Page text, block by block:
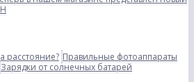
расстояние? Правильные фотоаппараты
Зарядки от солнечных батарей